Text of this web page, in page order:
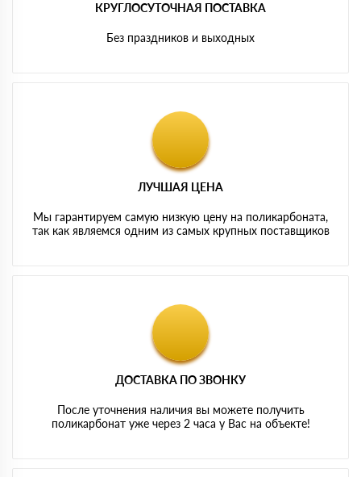
КРУГЛОСУТОЧНАЯ ПОСТАВКА
Без праздников и выходных
ЛУЧШАЯ ЦЕНА
Мы гарантируем самую низкую цену на поликарбоната,
так как являемся одним из самых крупных поставщиков
ДОСТАВКА ПО ЗВОНКУ
После уточнения наличия вы можете получить
поликарбонат уже через 2 часа у Вас на объекте!